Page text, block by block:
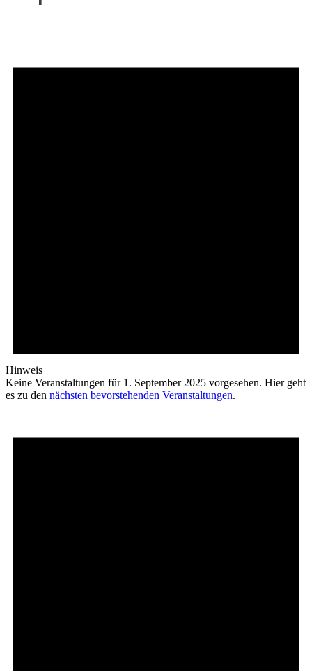
Hinweis
Keine Veranstaltungen für 1. September 2025 vorgesehen. Hier geht
es zu den nächsten bevorstehenden Veranstaltungen.